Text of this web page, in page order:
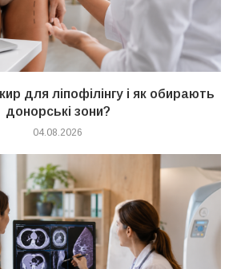
для ліпофілінгу і як обирають
донорські зони?
04.08.2026